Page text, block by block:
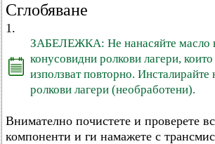
Сглобяване
1.
ЗАБЕЛЕЖКА: Не нанасяйте масло
конусовидни ролкови лагери, които
използват повторно. Инсталирайте
ролкови лагери (необработени).
Внимателно почистете и проверете
компоненти и ги намажете с